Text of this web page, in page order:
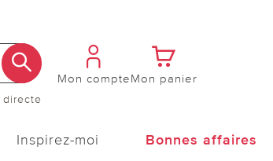
directe
Mon compteMon panier
Inspirez-moi Bonnes affaires